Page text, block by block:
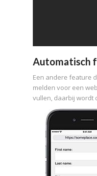
Automatisch
Een andere feature
melden voor een
vullen, daarbij wordt